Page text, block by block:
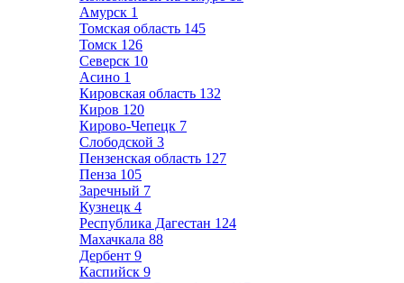
Амурск 1
Томская область 145
Томск 126
Северск 10
Асино 1
Кировская область 132
Киров 120
Кирово-Чепецк 7
Слободской 3
Пензенская область 127
Пенза 105
Заречный 7
Кузнецк 4
Республика Дагестан 124
Махачкала 88
Дербент 9
Каспийск 9